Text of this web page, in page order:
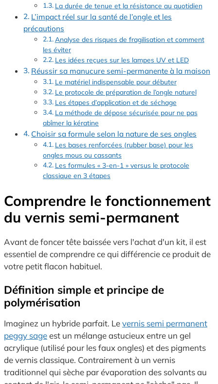
La durée de tenue et la résistance au quotidien
L’impact réel sur la santé de l’ongle et les
précautions
Analyse des risques de fragilisation et comment
les éviter
Les idées reçues sur les lampes UV et LED
Réussir sa manucure semi-permanente à la maison
Le matériel indispensable pour débuter
Le protocole de préparation de l’ongle naturel
Les étapes d’application et de séchage
La méthode de dépose sécurisée pour ne pas
abîmer la kératine
Choisir sa formule selon la nature de ses ongles
Les bases renforcées (rubber base) pour les
ongles mous ou cassants
Les formules « 3-en-1 » versus le protocole
classique en 3 étapes
Comprendre le fonctionnement
du vernis semi-permanent
Avant de foncer tête baissée vers l'achat d'un kit, il est
essentiel de comprendre ce qui différencie ce produit de
votre petit flacon habituel.
Définition simple et principe de
polymérisation
Imaginez un hybride parfait. Levernis semi permanent
peggy sageest un mélange astucieux entre un gel
acrylique (utilisé pour les faux ongles) et des pigments
de vernis classique. Contrairement à un vernis
traditionnel qui sèche par évaporation des solvants au